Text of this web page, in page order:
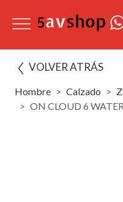
VOLVER ATRÁS
Hombre Calzado
ON CLOUD 6